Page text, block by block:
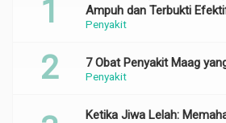
Penyakit
Ampuh dan Terbukti
Penyakit
7 Obat Penyakit Maag
Ketika Jiwa Lelah: